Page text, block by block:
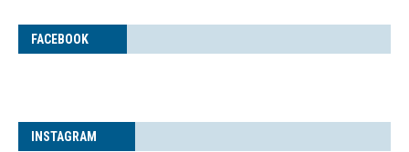
FACE­BOOK
INS­TA­GRAM